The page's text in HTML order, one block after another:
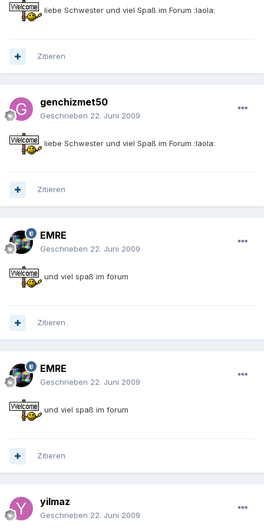
liebe Schwester und viel Spaß im Forum :laola:
Zitieren
genchizmet50
Geschrieben 22. Juni 2009
liebe Schwester und viel Spaß im Forum :laola:
Zitieren
EMRE
Geschrieben 22. Juni 2009
und viel spaß im forum
Zitieren
EMRE
Geschrieben 22. Juni 2009
und viel spaß im forum
Zitieren
yilmaz
Geschrieben 22. Juni 2009